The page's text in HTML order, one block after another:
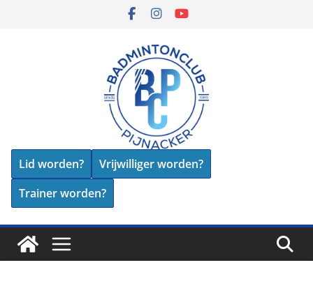
Lid worden?
Vrijwilliger worden?
Trainer worden?